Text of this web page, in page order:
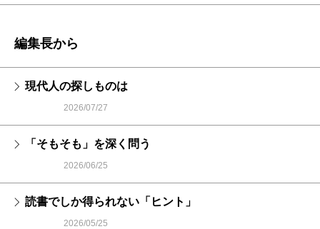
編集長から
現代人の探しものは
2026/07/27
「そもそも」を深く問う
2026/06/25
読書でしか得られない「ヒント」
2026/05/25